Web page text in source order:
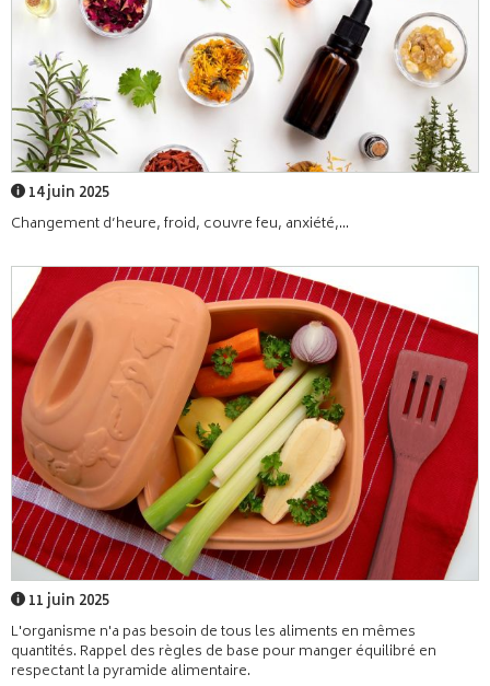
14 juin 2025
Changement d’heure, froid, couvre feu, anxiété,...
11 juin 2025
L'organisme n'a pas besoin de tous les aliments en mêmes
quantités. Rappel des règles de base pour manger équilibré en
respectant la pyramide alimentaire.